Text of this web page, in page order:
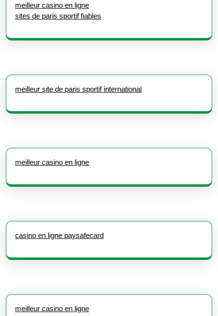
meilleur casino en ligne
sites de paris sportif fiables
meilleur site de paris sportif international
meilleur casino en ligne
casino en ligne paysafecard
meilleur casino en ligne